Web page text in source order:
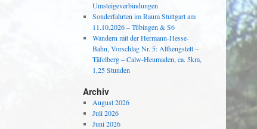
Umsteigeverbindungen
Sonderfahrten im Raum Stuttgart am
11.10.2026 – Tübingen & S6
Wandern mit der Hermann-Hesse-
Bahn, Vorschlag Nr. 5: Althengstett –
Täfelberg – Calw-Heumaden, ca. 5km,
1,25 Stunden
Archiv
August 2026
Juli 2026
Juni 2026